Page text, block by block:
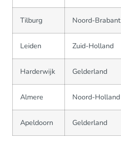
Tilburg Noord-Brabant
Leiden Zuid-Holland
Harderwijk Gelderland
Almere Noord-Holland
Apeldoorn Gelderland